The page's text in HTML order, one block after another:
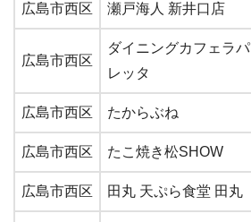
広島市西区 瀬戸海人 新井口店
広島市西区
ダイニングカフェラパ
レッタ
広島市西区 たからぶね
広島市西区 たこ焼き松SHOW
広島市西区 田丸 天ぷら食堂 田丸